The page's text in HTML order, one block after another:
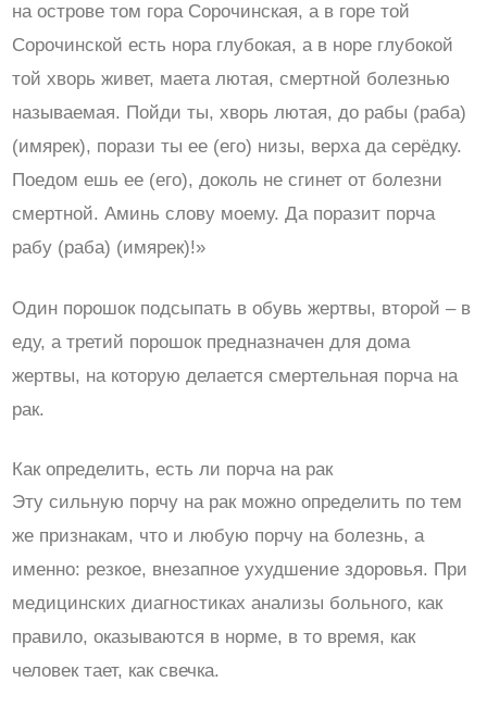
на острове том гора Сорочинская, а в горе той
Сорочинской есть нора глубокая, а в норе глубокой
той хворь живет, маета лютая, смертной болезнью
называемая. Пойди ты, хворь лютая, до рабы (раба)
(имярек), порази ты ее (его) низы, верха да серёдку.
Поедом ешь ее (его), доколь не сгинет от болезни
смертной. Аминь слову моему. Да поразит порча
рабу (раба) (имярек)!»
Один порошок подсыпать в обувь жертвы, второй – в
еду, а третий порошок предназначен для дома
жертвы, на которую делается смертельная порча на
рак.
Как определить, есть ли порча на рак
Эту сильную порчу на рак можно определить по тем
же признакам, что и любую порчу на болезнь, а
именно: резкое, внезапное ухудшение здоровья. При
медицинских диагностиках анализы больного, как
правило, оказываются в норме, в то время, как
человек тает, как свечка.